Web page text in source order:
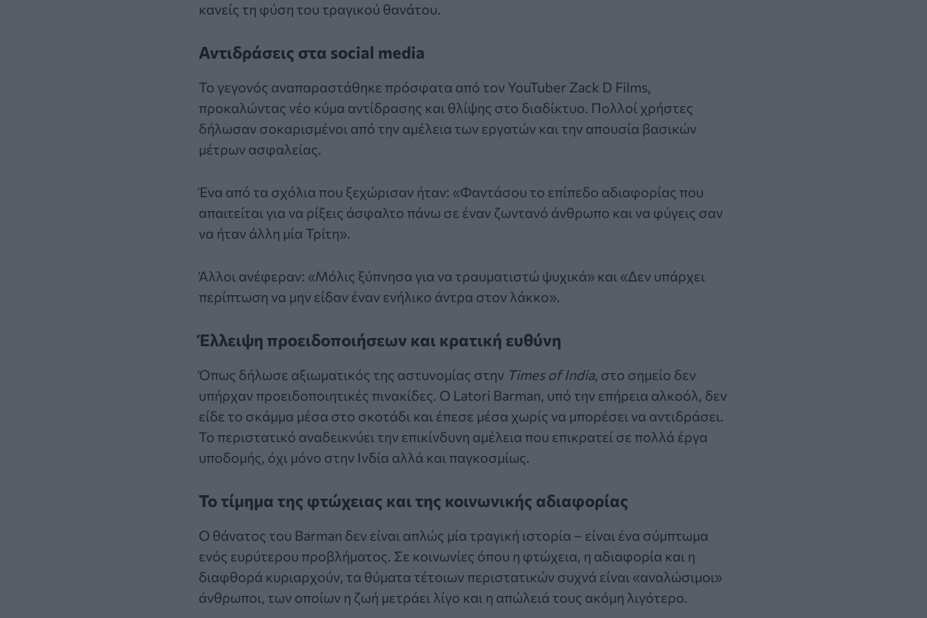
κανείς τη φύση του τραγικού θανάτου.
Αντιδράσεις στα social media
Το γεγονός αναπαραστάθηκε πρόσφατα από τον YouTuber Zack D Films,
προκαλώντας νέο κύμα αντίδρασης και θλίψης στο διαδίκτυο. Πολλοί χρήστες
δήλωσαν σοκαρισμένοι από την αμέλεια των εργατών και την απουσία βασικών
μέτρων ασφαλείας.
Ένα από τα σχόλια που ξεχώρισαν ήταν: «Φαντάσου το επίπεδο αδιαφορίας που
απαιτείται για να ρίξεις άσφαλτο πάνω σε έναν ζωντανό άνθρωπο και να φύγεις σαν
να ήταν άλλη μία Τρίτη».
Άλλοι ανέφεραν: «Μόλις ξύπνησα για να τραυματιστώ ψυχικά» και «Δεν υπάρχει
περίπτωση να μην είδαν έναν ενήλικο άντρα στον λάκκο».
Έλλειψη προειδοποιήσεων και κρατική ευθύνη
Όπως δήλωσε αξιωματικός της αστυνομίας στην Times of India, στο σημείο δεν
υπήρχαν προειδοποιητικές πινακίδες. Ο Latori Barman, υπό την επήρεια αλκοόλ, δεν
είδε το σκάμμα μέσα στο σκοτάδι και έπεσε μέσα χωρίς να μπορέσει να αντιδράσει.
Το περιστατικό αναδεικνύει την επικίνδυνη αμέλεια που επικρατεί σε πολλά έργα
υποδομής, όχι μόνο στην Ινδία αλλά και παγκοσμίως.
Το τίμημα της φτώχειας και της κοινωνικής αδιαφορίας
Ο θάνατος του Barman δεν είναι απλώς μία τραγική ιστορία – είναι ένα σύμπτωμα
ενός ευρύτερου προβλήματος. Σε κοινωνίες όπου η φτώχεια, η αδιαφορία και η
διαφθορά κυριαρχούν, τα θύματα τέτοιων περιστατικών συχνά είναι «αναλώσιμοι»
άνθρωποι, των οποίων η ζωή μετράει λίγο και η απώλειά τους ακόμη λιγότερο.